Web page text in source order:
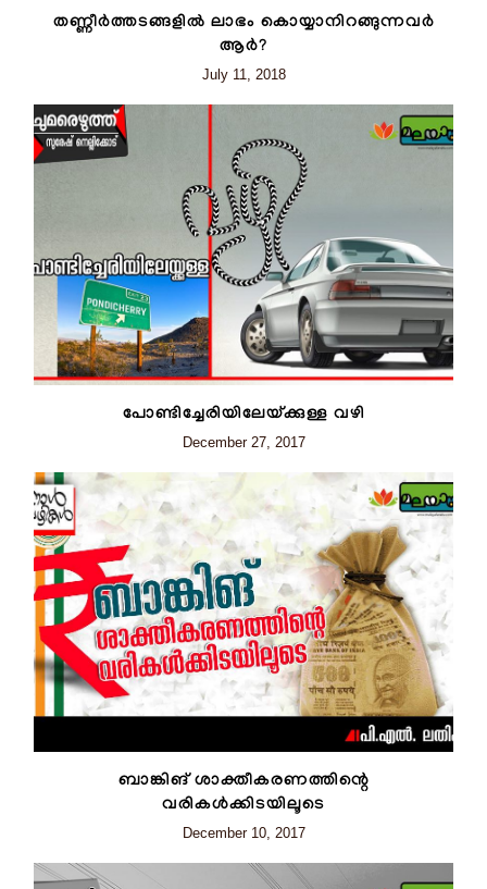
തണ്ണീർത്തടങ്ങളിൽ ലാഭം കൊയ്യാനിറങ്ങുന്നവർ
ആർ?
July 11, 2018
പോണ്ടിച്ചേരിയിലേയ്ക്കുള്ള വഴി
December 27, 2017
ബാങ്കിങ് ശാക്തീകരണത്തിന്റെ
വരികൾക്കിടയിലൂടെ
December 10, 2017